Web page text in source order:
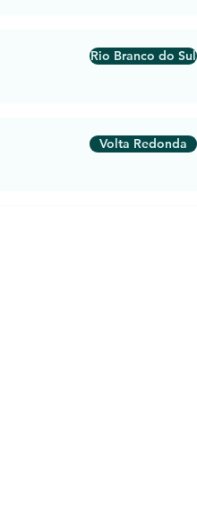
Rio Branco do Sul
Volta Redonda